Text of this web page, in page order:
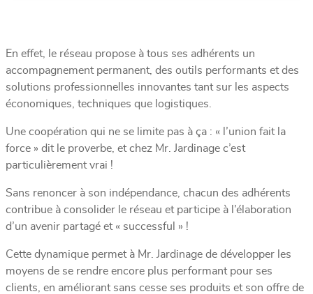
En effet, le réseau propose à tous ses adhérents un
accompagnement permanent, des outils performants et des
solutions professionnelles innovantes tant sur les aspects
économiques, techniques que logistiques.
Une coopération qui ne se limite pas à ça : « l’union fait la
force » dit le proverbe, et chez Mr. Jardinage c’est
particulièrement vrai !
Sans renoncer à son indépendance, chacun des adhérents
contribue à consolider le réseau et participe à l’élaboration
d’un avenir partagé et « successful » !
Cette dynamique permet à Mr. Jardinage de développer les
moyens de se rendre encore plus performant pour ses
clients, en améliorant sans cesse ses produits et son offre de